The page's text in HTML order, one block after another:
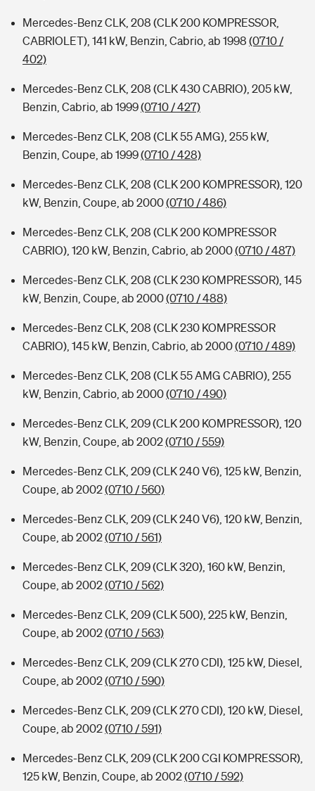
Mercedes-Benz CLK, 208 (CLK 200 KOMPRESSOR,
CABRIOLET), 141 kW, Benzin, Cabrio, ab 1998 (0710 /
402)
Mercedes-Benz CLK, 208 (CLK 430 CABRIO), 205 kW,
Benzin, Cabrio, ab 1999(0710 / 427)
Mercedes-Benz CLK, 208 (CLK 55 AMG), 255 kW,
Benzin, Coupe, ab 1999(0710 / 428)
Mercedes-Benz CLK, 208 (CLK 200 KOMPRESSOR), 120
kW, Benzin, Coupe, ab 2000(0710 / 486)
Mercedes-Benz CLK, 208 (CLK 200 KOMPRESSOR
CABRIO), 120 kW, Benzin, Cabrio, ab 2000(0710 / 487)
Mercedes-Benz CLK, 208 (CLK 230 KOMPRESSOR), 145
kW, Benzin, Coupe, ab 2000(0710 / 488)
Mercedes-Benz CLK, 208 (CLK 230 KOMPRESSOR
CABRIO), 145 kW, Benzin, Cabrio, ab 2000(0710 / 489)
Mercedes-Benz CLK, 208 (CLK 55 AMG CABRIO), 255
kW, Benzin, Cabrio, ab 2000(0710 / 490)
Mercedes-Benz CLK, 209 (CLK 200 KOMPRESSOR), 120
kW, Benzin, Coupe, ab 2002(0710 / 559)
Mercedes-Benz CLK, 209 (CLK 240 V6), 125 kW, Benzin,
Coupe, ab 2002(0710 / 560)
Mercedes-Benz CLK, 209 (CLK 240 V6), 120 kW, Benzin,
Coupe, ab 2002(0710 / 561)
Mercedes-Benz CLK, 209 (CLK 320), 160 kW, Benzin,
Coupe, ab 2002(0710 / 562)
Mercedes-Benz CLK, 209 (CLK 500), 225 kW, Benzin,
Coupe, ab 2002(0710 / 563)
Mercedes-Benz CLK, 209 (CLK 270 CDI), 125 kW, Diesel,
Coupe, ab 2002(0710 / 590)
Mercedes-Benz CLK, 209 (CLK 270 CDI), 120 kW, Diesel,
Coupe, ab 2002(0710 / 591)
Mercedes-Benz CLK, 209 (CLK 200 CGI KOMPRESSOR),
125 kW, Benzin, Coupe, ab 2002(0710 / 592)